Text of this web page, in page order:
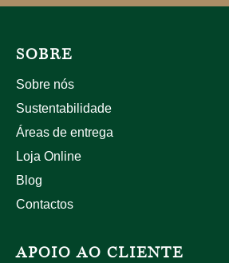
SOBRE
Sobre nós
Sustentabilidade
Áreas de entrega
Loja Online
Blog
Contactos
APOIO AO CLIENTE